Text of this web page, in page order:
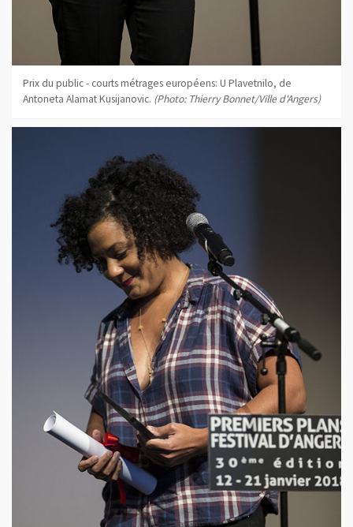
Prix du public - courts métrages européens: U Plavetnilo, de
Antoneta Alamat Kusijanovic. (Photo: Thierry Bonnet/Ville d'Angers)